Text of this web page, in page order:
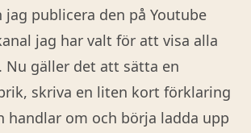
publicera den på Youtube
jag har valt för att visa alla
Nu gäller det att sätta en
skriva en liten kort förklaring
handlar om och börja ladda upp